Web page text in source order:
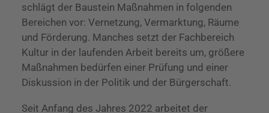
schlägt der Baustein Maßnahmen in folgenden
Bereichen vor: Vernetzung, Vermarktung, Räume
und Förderung. Manches setzt der Fachbereich
Kultur in der laufenden Arbeit bereits um, größere
Maßnahmen bedürfen einer Prüfung und einer
Diskussion in der Politik und der Bürgerschaft.
Seit Anfang des Jahres 2022 arbeitet der